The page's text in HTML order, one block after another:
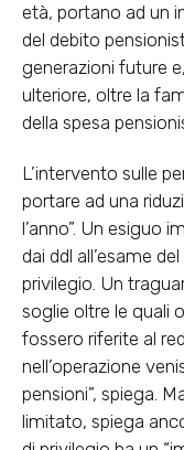
età, portano ad un
del debito
generazioni future
ulteriore, oltre la
della spesa
L’intervento sulle
portare ad una
l’anno”. Un esiguo
dai ddl all’esame
privilegio. Un
soglie oltre le quali
fossero riferite al
nell’operazione
pensioni”, spiega.
limitato, spiega